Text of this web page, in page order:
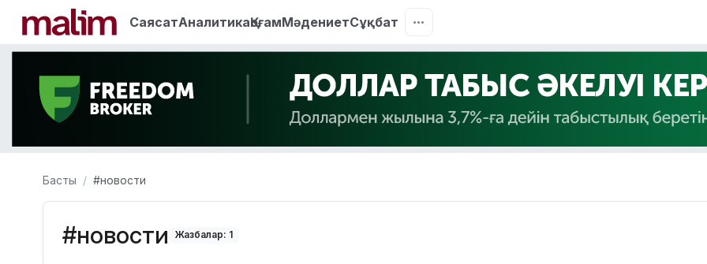
СаясатАналитикаҚоғамМәдениетСұқбат
Басты #новости
#новости Жазбалар: 1